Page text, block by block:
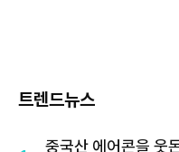
트렌드뉴스
중국산 에어콘을 웃